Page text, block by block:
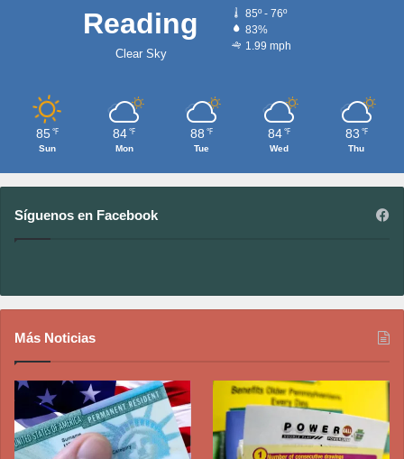
Reading
Clear Sky
85º - 76º
83%
1.99 mph
85 ℉
Sun
84 ℉
Mon
88 ℉
Tue
84 ℉
Wed
83 ℉
Thu
Síguenos en Facebook
Más Noticias